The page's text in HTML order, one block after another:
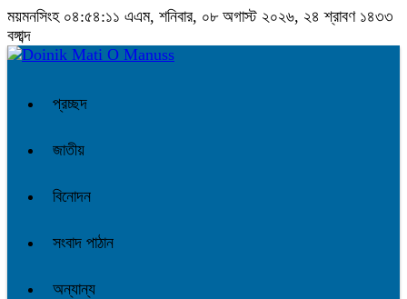
ময়মনসিংহ ০৪:৫৪:১১ এএম, শনিবার, ০৮ অগাস্ট ২০২৬, ২৪ শ্রাবণ ১৪৩৩
বঙ্গাব্দ
প্রচ্ছদ
জাতীয়
বিনোদন
সংবাদ পাঠান
অন্যান্য